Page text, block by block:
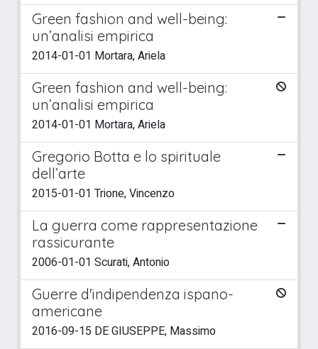
Green fashion and well-being:
un’analisi empirica
2014-01-01 Mortara, Ariela
Green fashion and well-being:
un’analisi empirica
2014-01-01 Mortara, Ariela
Gregorio Botta e lo spirituale
dell’arte
2015-01-01 Trione, Vincenzo
La guerra come rappresentazione
rassicurante
2006-01-01 Scurati, Antonio
Guerre d'indipendenza ispano-
americane
2016-09-15 DE GIUSEPPE, Massimo